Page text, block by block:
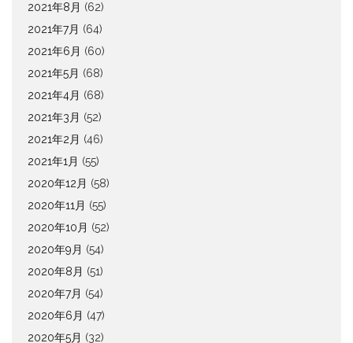
2021年8月 (62)
2021年7月 (64)
2021年6月 (60)
2021年5月 (68)
2021年4月 (68)
2021年3月 (52)
2021年2月 (46)
2021年1月 (55)
2020年12月 (58)
2020年11月 (55)
2020年10月 (52)
2020年9月 (54)
2020年8月 (51)
2020年7月 (54)
2020年6月 (47)
2020年5月 (32)